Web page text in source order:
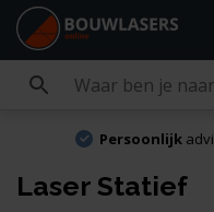
Persoonlijk
Laser Statief